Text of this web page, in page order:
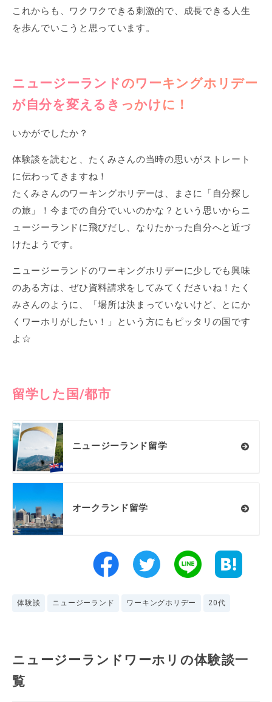
これからも、ワクワクできる刺激的で、成長できる人生
を歩んでいこうと思っています。
ニュージーランドのワーキングホリデー
が自分を変えるきっかけに！
いかがでしたか？
体験談を読むと、たくみさんの当時の思いがストレート
に伝わってきますね！
たくみさんのワーキングホリデーは、まさに「自分探し
の旅」！今までの自分でいいのかな？という思いからニ
ュージーランドに飛びだし、なりたかった自分へと近づ
けたようです。
ニュージーランドのワーキングホリデーに少しでも興味
のある方は、ぜひ資料請求をしてみてくださいね！たく
みさんのように、「場所は決まっていないけど、とにか
くワーホリがしたい！」という方にもピッタリの国です
よ☆
留学した国/都市
ニュージーランド留学
オークランド留学
体験談 ニュージーランド ワーキングホリデー 20代
ニュージーランドワーホリの体験談一
覧